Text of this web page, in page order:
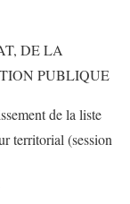
DE LA
PUBLIQUE
de la liste
territorial (session